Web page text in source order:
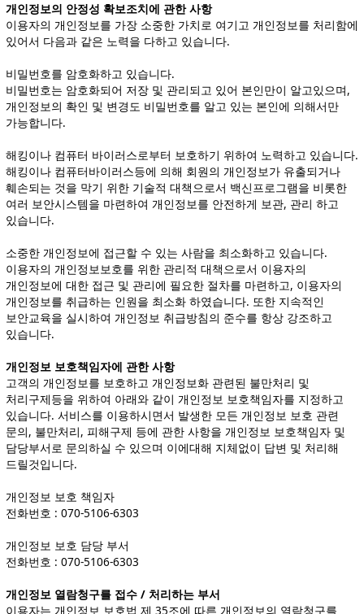
개인정보의 안정성 확보조치에 관한 사항
이용자의 개인정보를 가장 소중한 가치로 여기고 개인정보를 처리함에
있어서 다음과 같은 노력을 다하고 있습니다.
비밀번호를 암호화하고 있습니다.
비밀번호는 암호화되어 저장 및 관리되고 있어 본인만이 알고있으며,
개인정보의 확인 및 변경도 비밀번호를 알고 있는 본인에 의해서만
가능합니다.
해킹이나 컴퓨터 바이러스로부터 보호하기 위하여 노력하고 있습니다.
해킹이나 컴퓨터바이러스등에 의해 회원의 개인정보가 유출되거나
훼손되는 것을 막기 위한 기술적 대책으로서 백신프로그램을 비롯한
여러 보안시스템을 마련하여 개인정보를 안전하게 보관, 관리 하고
있습니다.
소중한 개인정보에 접근할 수 있는 사람을 최소화하고 있습니다.
이용자의 개인정보보호를 위한 관리적 대책으로서 이용자의
개인정보에 대한 접근 및 관리에 필요한 절차를 마련하고, 이용자의
개인정보를 취급하는 인원을 최소화 하였습니다. 또한 지속적인
보안교육을 실시하여 개인정보 취급방침의 준수를 항상 강조하고
있습니다.
개인정보 보호책임자에 관한 사항
고객의 개인정보를 보호하고 개인정보화 관련된 불만처리 및
처리구제등을 위하여 아래와 같이 개인정보 보호책임자를 지정하고
있습니다. 서비스를 이용하시면서 발생한 모든 개인정보 보호 관련
문의, 불만처리, 피해구제 등에 관한 사항을 개인정보 보호책임자 및
담당부서로 문의하실 수 있으며 이에대해 지체없이 답변 및 처리해
드릴것입니다.
개인정보 보호 책임자
전화번호 : 070-5106-6303
개인정보 보호 담당 부서
전화번호 : 070-5106-6303
개인정보 열람청구를 접수 / 처리하는 부서
이용자는 개인정보 보호법 제 35조에 따른 개인정보의 열람청구를